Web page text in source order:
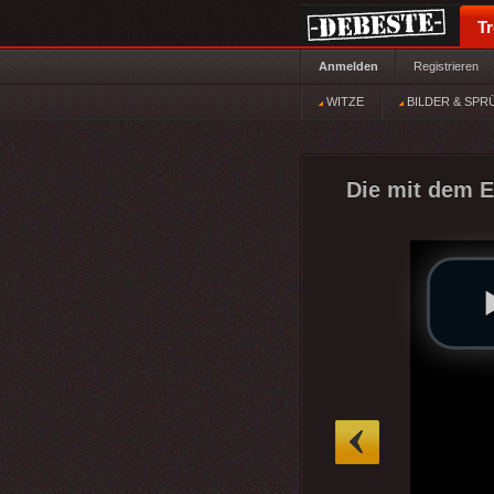
Anmelden Registrieren
WITZE BILDER &
Die mit dem